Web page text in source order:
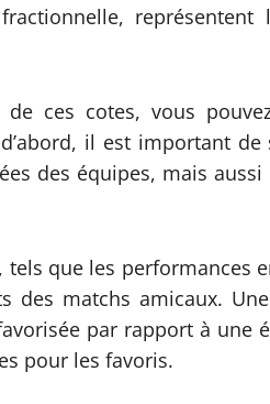
représentent
ces cotes, vous
il est important
des équipes, mais
que les performances
des matchs amicaux.
par rapport à une
pour les favoris.